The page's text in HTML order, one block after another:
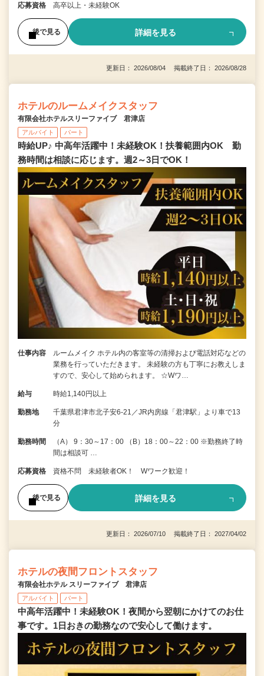
応募資格 高卒以上・未経験OK
後で見る 詳細を見る
更新日： 2026/08/04 掲載終了日： 2026/08/28
ホテルのルームメイクスタッフ
有限会社ホテルスリーファイブ 君津店
アルバイト パート
時給UP♪ 中高年活躍中！未経験OK！扶養範囲内OK 勤
務時間は相談に応じます。週2～3日でOK！
仕事内容
ルームメイク ホテル内の客室等の清掃および電話対応などの
業務を行っていただきます。 未経験の方も丁寧にお教えしま
すので、安心して始められます。 ☆Wワ…
給与 時給1,140円以上
勤務地
千葉県君津市北子安6-21／JR内房線「君津駅」より車で13
分
勤務時間
（A） 9：30～17：00 （B）18：00～22：00 ※勤務終了時
間は相談可 …
応募資格 資格不問 未経験者OK！ Wワーク歓迎！
後で見る 詳細を見る
更新日： 2026/07/10 掲載終了日： 2027/04/02
ホテルの夜間フロントスタッフ
有限会社ホテル スリーファイブ 君津店
アルバイト パート
中高年活躍中！未経験OK！夜間から翌朝にかけてのお仕
事です。1日おきの勤務なので安心して働けます。